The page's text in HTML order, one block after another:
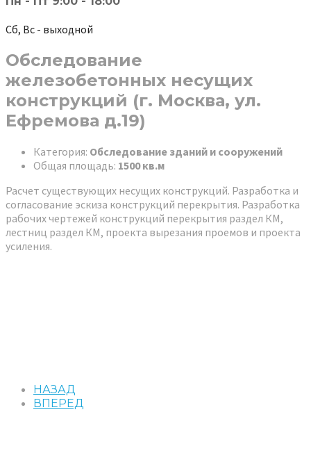
Сб, Вс - выходной
Обследование
железобетонных несущих
конструкций (г. Москва, ул.
Ефремова д.19)
Категория: Обследование зданий и сооружений
Общая площадь: 1500 кв.м
Расчет существующих несущих конструкций. Разработка и
согласование эскиза конструкций перекрытия. Разработка
рабочих чертежей конструкций перекрытия раздел КМ,
лестниц раздел КМ, проекта вырезания проемов и проекта
усиления.
НАЗАД
ВПЕРЕД